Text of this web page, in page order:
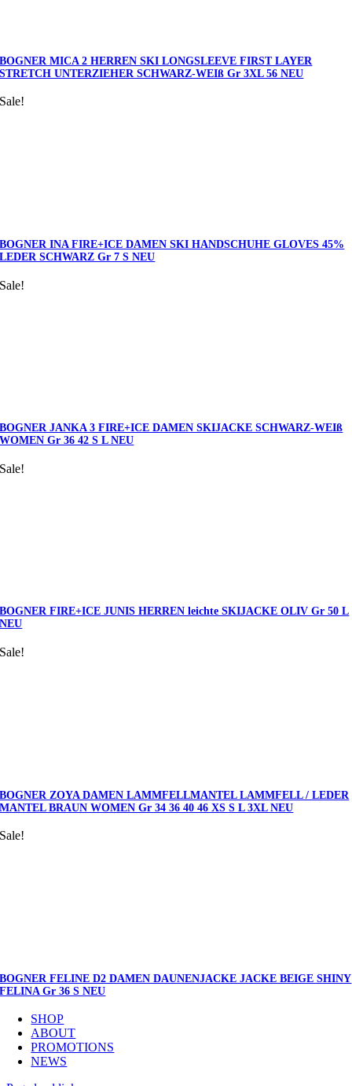
BOGNER MICA 2 HERREN SKI LONGSLEEVE FIRST LAYER
STRETCH UNTERZIEHER SCHWARZ-WEIß Gr 3XL 56 NEU
Sale!
BOGNER INA FIRE+ICE DAMEN SKI HANDSCHUHE GLOVES 45%
LEDER SCHWARZ Gr 7 S NEU
Sale!
BOGNER JANKA 3 FIRE+ICE DAMEN SKIJACKE SCHWARZ-WEIß
WOMEN Gr 36 42 S L NEU
Sale!
BOGNER FIRE+ICE JUNIS HERREN leichte SKIJACKE OLIV Gr 50 L
NEU
Sale!
BOGNER ZOYA DAMEN LAMMFELLMANTEL LAMMFELL / LEDER
MANTEL BRAUN WOMEN Gr 34 36 40 46 XS S L 3XL NEU
Sale!
BOGNER FELINE D2 DAMEN DAUNENJACKE JACKE BEIGE SHINY
FELINA Gr 36 S NEU
SHOP
ABOUT
PROMOTIONS
NEWS